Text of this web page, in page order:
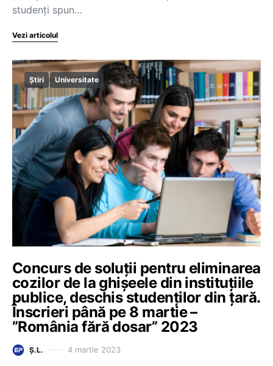
studenți spun…
Vezi articolul
Știri Universitate
Concurs de soluții pentru eliminarea
cozilor de la ghișeele din instituțiile
publice, deschis studenților din țară.
Înscrieri până pe 8 martie –
”România fără dosar” 2023
Ș.L. 4 martie 2023